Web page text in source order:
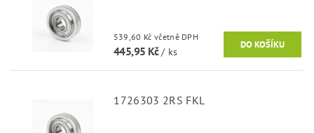
539,60 Kč včetně DPH
445,95 Kč/ ks
1726303 2RS FKL